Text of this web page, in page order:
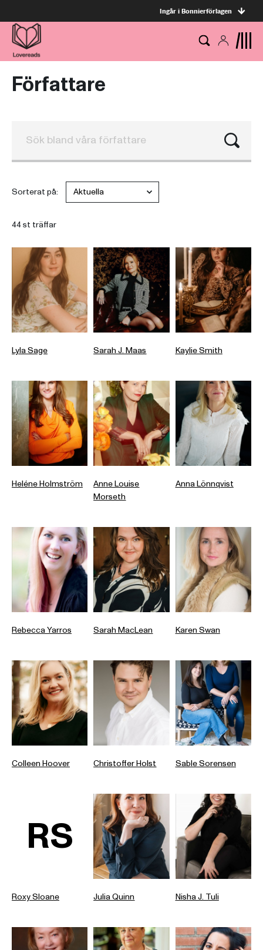
Ingår i Bonnierförlagen
Författare
Sorterat på:
44 st träffar
Lyla Sage Sarah J. Maas Kaylie Smith
Heléne Holmström
Anne Louise
Morseth
Anna Lönnqvist
Rebecca Yarros Sarah MacLean Karen Swan
Colleen Hoover Christoffer Holst Sable Sorensen
RS
Roxy Sloane Julia Quinn Nisha J. Tuli